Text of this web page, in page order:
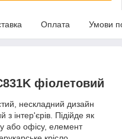
Оплата Умови
фіолетовий
нескладний дизайн
інтер'єрів. Підійде як
або офісу, елемент